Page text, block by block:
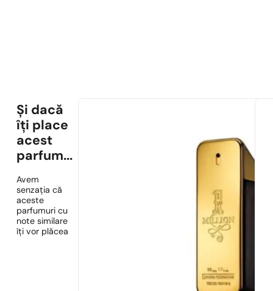
Și dacă
îți place
acest
parfum...
Avem
senzația că
aceste
parfumuri cu
note similare
îți vor plăcea